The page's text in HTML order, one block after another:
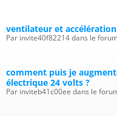
ventilateur et
Par invite40f82214 dans le
comment puis je
électrique 24 volts ?
Par inviteb41c00ee dans le